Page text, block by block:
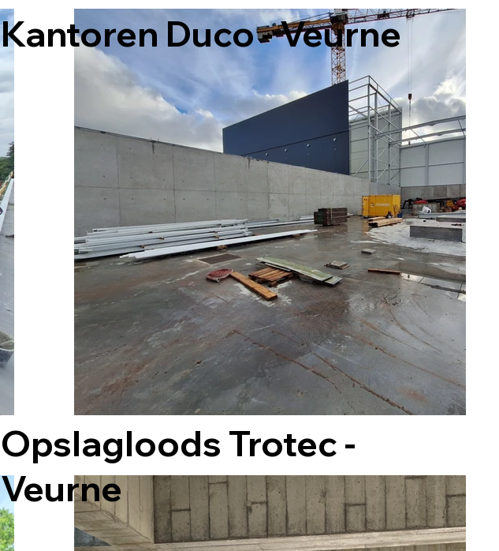
Kantoren Duco - Veurne
Opslagloods Trotec -
Veurne